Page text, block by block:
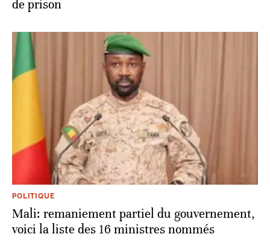
de prison
POLITIQUE
Mali: remaniement partiel du gouvernement,
voici la liste des 16 ministres nommés